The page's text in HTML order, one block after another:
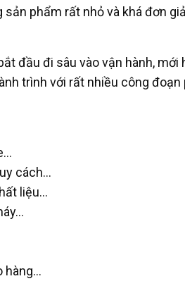
sản phẩm rất nhỏ và khá đơn
đầu đi sâu vào vận hành,
trình với rất nhiều công đoạn
cách…
liệu…
hàng…